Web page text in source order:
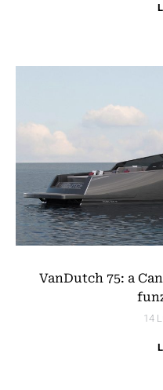
VanDutch 75: a
14